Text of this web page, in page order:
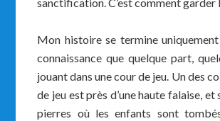
Mon histoire se termine uniquement
connaissance que quelque part,
jouant dans une cour de jeu. Un des
de jeu est près d’une haute falaise, et
pierres où les enfants sont